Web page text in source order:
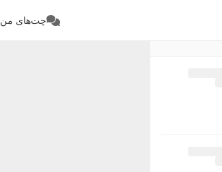
چت‌های من